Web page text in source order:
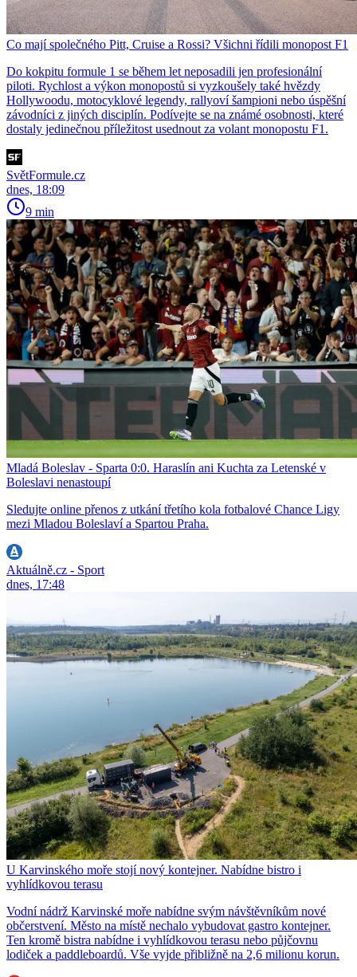
Co mají společného Pitt, Cruise a Rossi? Všichni řídili monopost F1
Do kokpitu formule 1 se během let neposadili jen profesionální
piloti. Rychlost a výkon monopostů si vyzkoušely také hvězdy
Hollywoodu, motocyklové legendy, rallyoví šampioni nebo úspěšní
závodníci z jiných disciplín. Podívejte se na známé osobnosti, které
dostaly jedinečnou příležitost usednout za volant monopostu F1.
SvětFormule.cz
dnes, 18:09
9 min
Mladá Boleslav - Sparta 0:0. Haraslín ani Kuchta za Letenské v
Boleslavi nenastoupí
Sledujte online přenos z utkání třetího kola fotbalové Chance Ligy
mezi Mladou Boleslaví a Spartou Praha.
Aktuálně.cz - Sport
dnes, 17:48
U Karvinského moře stojí nový kontejner. Nabídne bistro i
vyhlídkovou terasu
Vodní nádrž Karvinské moře nabídne svým návštěvníkům nové
občerstvení. Město na místě nechalo vybudovat gastro kontejner.
Ten kromě bistra nabídne i vyhlídkovou terasu nebo půjčovnu
lodiček a paddleboardů. Vše vyjde přibližně na 2,6 milionu korun.